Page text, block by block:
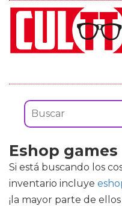
Eshop games
Si está buscando los
inventario incluye
¡la mayor parte de